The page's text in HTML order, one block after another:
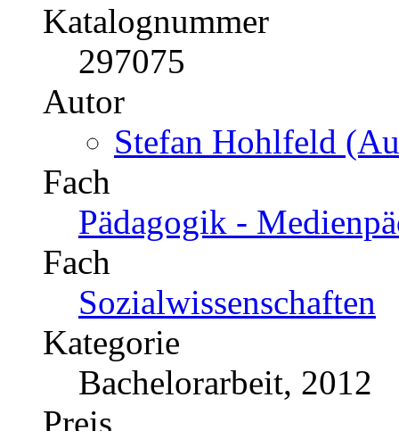
Katalognummer
297075
Autor
Stefan Hohlfeld
Fach
Pädagogik -
Fach
Sozialwissenschaften
Kategorie
Bachelorarbeit, 2012
Preis